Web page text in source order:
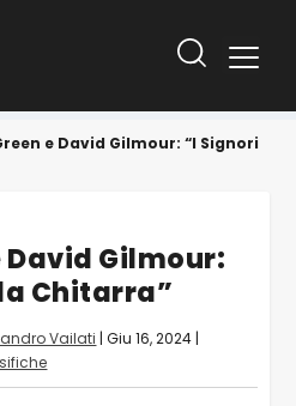
e David Gilmour: “I Signori
David Gilmour:
Chitarra”
Vailati |Giu 16, 2024 |